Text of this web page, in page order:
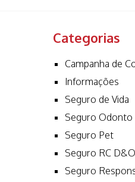
Categorias
Campanha de
Informações
Seguro de Vida
Seguro Odonto
Seguro Pet
Seguro RC D&O
Seguro